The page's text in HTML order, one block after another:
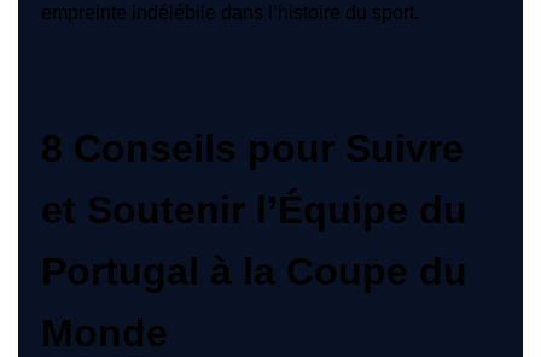
empreinte indélébile dans l’histoire du sport.
8 Conseils pour Suivre
et Soutenir l’Équipe du
Portugal à la Coupe du
Monde